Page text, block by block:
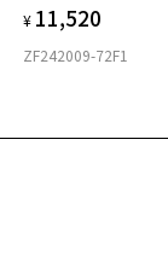
¥ 11,520
ZF242009-72F1